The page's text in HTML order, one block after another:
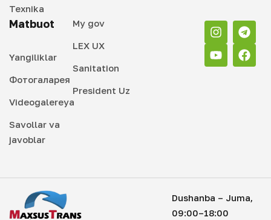
Texnika
Matbuot
Yangiliklar
Фотогаларея
Videogalereya
Savollar va
javoblar
My gov
LEX UX
Sanitation
President Uz
Dushanba – Juma,
09:00–18:00